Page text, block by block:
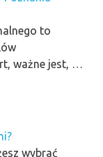
to
ważne jest, …
wybrać